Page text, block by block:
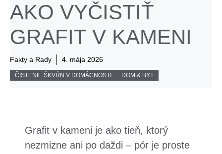
AKO VYČISTIŤ
GRAFIT V KAMENI
Fakty a Rady 4. mája 2026
ČISTENIE ŠKVŔN V DOMÁCNOSTI DOM & BYT
Grafit v kameni je ako tieň, ktorý
nezmizne ani po daždi – pór je proste